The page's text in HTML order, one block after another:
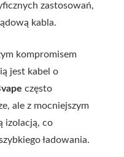
zastosowań,
kabla.
kompromisem
jest kabel o
często
ale z mocniejszym
izolacją, co
ładowania.